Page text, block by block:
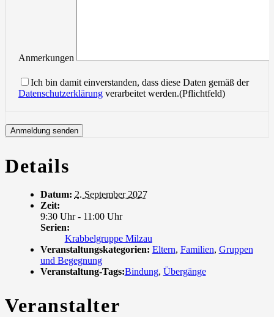
Anmerkungen
Ich bin damit einverstanden, dass diese Daten gemäß der
Datenschutzerklärung verarbeitet werden.(Pflichtfeld)
Details
Datum: 2. September 2027
Zeit:
9:30 Uhr - 11:00 Uhr
Serien:
Krabbelgruppe Milzau
Veranstaltungskategorien: Eltern, Familien, Gruppen
und Begegnung
Veranstaltung-Tags:Bindung, Übergänge
Veranstalter